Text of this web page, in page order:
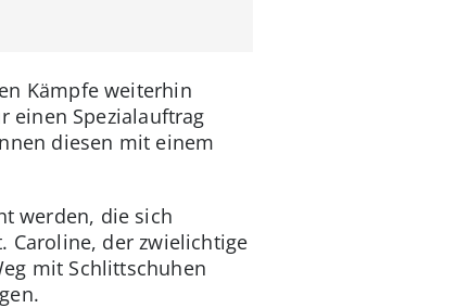
Kämpfe weiterhin
einen Spezialauftrag
diesen mit einem
werden, die sich
Caroline, der zwielichtige
mit Schlittschuhen